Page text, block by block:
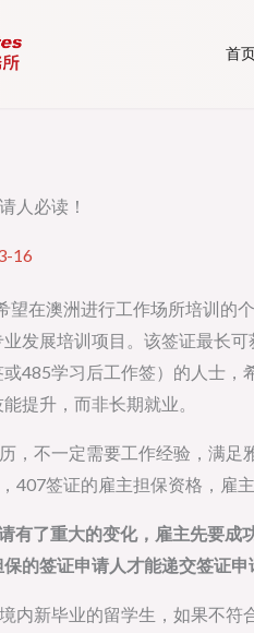
首
人必读！
16
望在澳洲进行工作场所培训的
发展培训项目。该签证最长
485学习后工作签）的人士，
提升，而非长期就业。
，不一定需要工作经验，满足
407签证的雇主担保资格，雇
有了重大的变化，雇主先要成
的签证申请人才能递交签证申
内新毕业的留学生，如果不